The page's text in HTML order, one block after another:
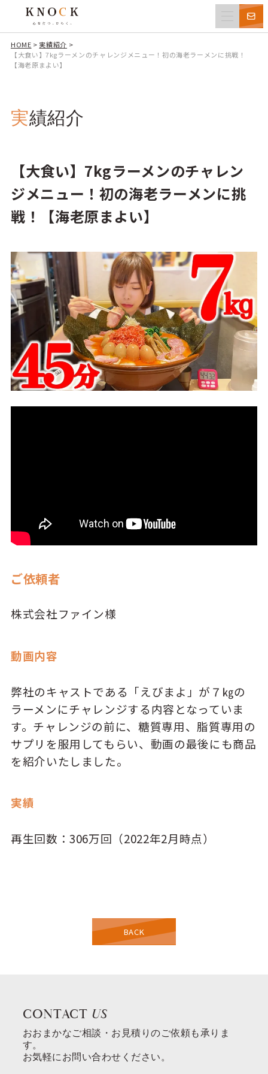
HOME > 実績紹介 >
【大食い】7kgラーメンのチャレンジメニュー！初の海老ラーメンに挑戦！
【海老原まよい】
実績紹介
【大食い】7kgラーメンのチャレン
ジメニュー！初の海老ラーメンに挑
戦！【海老原まよい】
ご依頼者
株式会社ファイン様
動画内容
弊社のキャストである「えびまよ」が７㎏の
ラーメンにチャレンジする内容となっていま
す。チャレンジの前に、糖質専用、脂質専用の
サプリを服用してもらい、動画の最後にも商品
を紹介いたしました。
実績
再生回数：306万回（2022年2月時点）
BACK
CONTACT US
おおまかなご相談・お見積りのご依頼も承りま
す。
お気軽にお問い合わせください。